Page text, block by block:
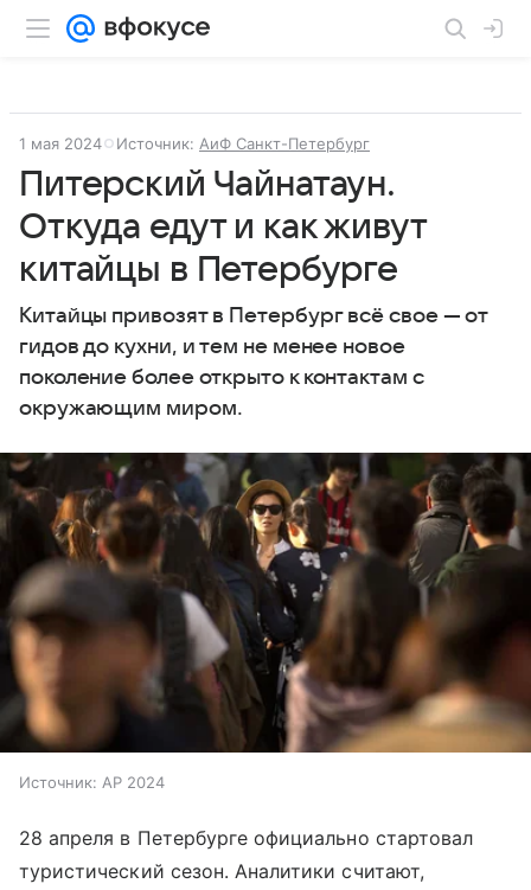
1 мая 2024 Источник: АиФ Санкт-Петербург
Питерский Чайнатаун.
Откуда едут и как живут
китайцы в Петербурге
Китайцы привозят в Петербург всё свое — от
гидов до кухни, и тем не менее новое
поколение более открыто к контактам с
окружающим миром.
Источник: AP 2024
28 апреля в Петербурге официально стартовал
туристический сезон. Аналитики считают,